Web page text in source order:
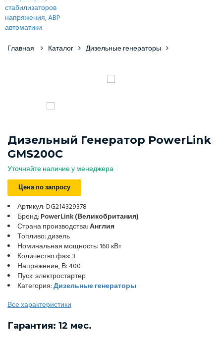
Главная Каталог Дизельные генераторы
Дизельный Генератор PowerLink
GMS200C
Уточняйте наличие у менеджера
Цена по запросу
Артикул: DG214329378
Бренд: PowerLink (Великобритания)
Страна производства:Англия
Топливо: дизель
Номинальная мощность: 160 кВт
Количество фаз: 3
Напряжение, В: 400
Пуск: электростартер
Категория:Дизельные генераторы
Все характеристики
Гарантия: 12 мес.